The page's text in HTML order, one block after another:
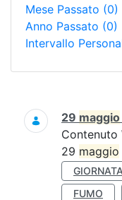
Mese Passato (0)
Anno Passato (0)
Intervallo
Ricerca
29 maggio
Contenuto
29 maggio
FUMO